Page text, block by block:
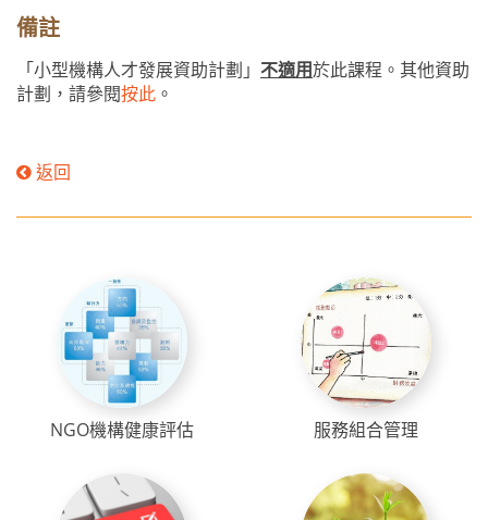
備註
「小型機構人才發展資助計劃」 不適用於此課程。其他資助
計劃，請參閱按此 。
返回
NGO機構健康評估 服務組合管理